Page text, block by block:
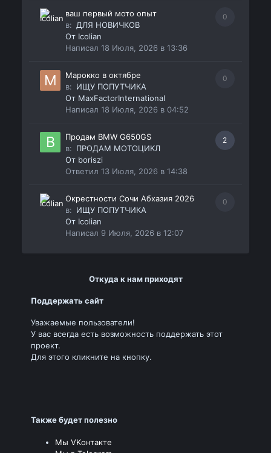
0
ваш первый мото опыт
в: ДЛЯ НОВИЧКОВ
От Icolian
Написал18 Июля, 2026 в 13:36
0
Марокко в октябре
в: ИЩУ ПОПУТЧИКА
От MaxFactorInternational
Написал18 Июля, 2026 в 04:52
2
Продам BMW G650GS
в: ПРОДАМ МОТОЦИКЛ
От boriszi
Ответил13 Июля, 2026 в 14:38
0
Окрестности Сочи Абхазия 2026
в: ИЩУ ПОПУТЧИКА
От Icolian
Написал 9 Июля, 2026 в 12:07
Откуда к нам приходят
Поддержать сайт
Уважаемые пользователи!
У вас всегда есть возможность поддержать этот
проект.
Для этого кликните на кнопку.
Также будет полезно
Мы VKонтакте